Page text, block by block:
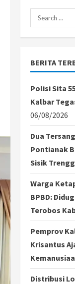
Search
for:
BERITA
Polisi Sita
Kalbar
06/08/2026
Dua
Pontianak
Sisik
Warga
BPBD:
Terobos
Pemprov
Krisantus
Distribusi